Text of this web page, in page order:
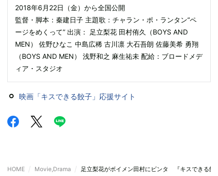
2018年6月22日（金）から全国公開
監督・脚本：秦建日子 主題歌：チャラン・ポ・ランタン“ペ
ージをめくって” 出演： 足立梨花 田村侑久（BOYS AND
MEN） 佐野ひなこ 中島広稀 古川凛 大石吾朗 佐藤美希 勇翔
（BOYS AND MEN） 浅野和之 麻生祐未 配給：ブロードメデ
ィア・スタジオ
映画「キスできる餃子」応援サイト
HOME Movie,Drama 足立梨花がボイメン田村にビンタ 『キスできる餃